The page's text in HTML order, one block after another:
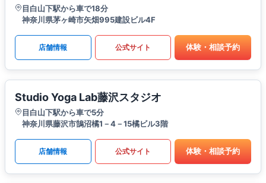
目白山下駅から車で18分
神奈川県茅ヶ崎市矢畑995建設ビル4F
店舗情報 公式サイト 体験・相談予約
Studio Yoga Lab藤沢スタジオ
目白山下駅から車で5分
神奈川県藤沢市鵠沼橘1－4－15橘ビル3階
店舗情報 公式サイト 体験・相談予約